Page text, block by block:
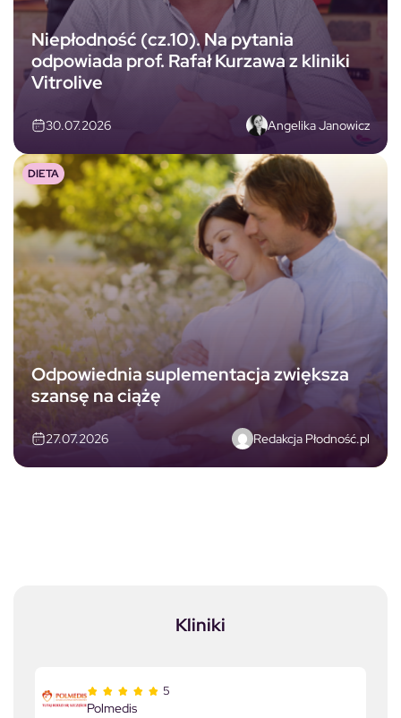
Niepłodność (cz.10). Na pytania
odpowiada prof. Rafał Kurzawa z kliniki
Vitrolive
30.07.2026 Angelika Janowicz
Odpowiednia suplementacja zwiększa
szansę na ciążę
27.07.2026 Redakcja Płodność.pl
DIETA
Kliniki
5
Polmedis